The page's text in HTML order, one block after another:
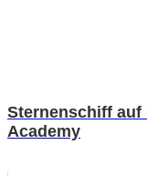
Sternenschiff auf
Academy